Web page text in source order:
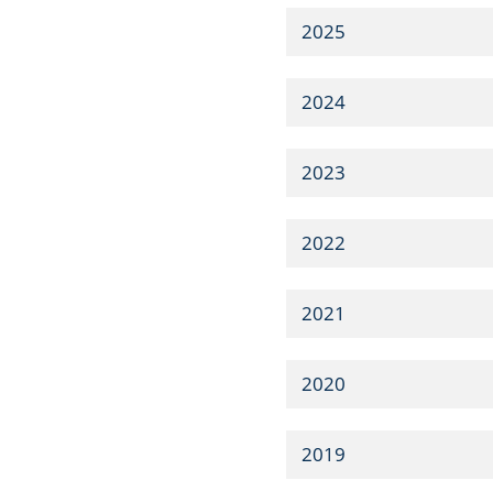
2025
2024
2023
2022
2021
2020
2019